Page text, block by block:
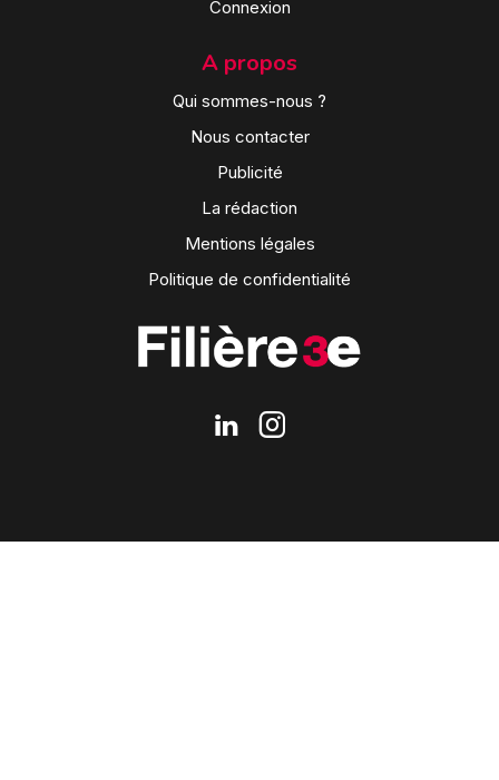
Connexion
A propos
Qui sommes-nous ?
Nous contacter
Publicité
La rédaction
Mentions légales
Politique de confidentialité